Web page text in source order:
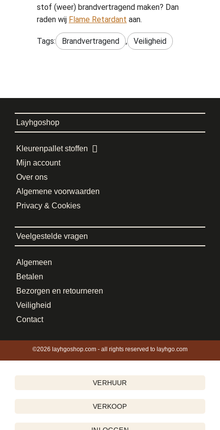
stof (weer) brandvertragend maken? Dan
raden wij Flame Retardant aan.
Tags: Brandvertragend , Veiligheid
Layhgoshop
Kleurenpallet stoffen
Mijn account
Over ons
Algemene voorwaarden
Privacy & Cookies
Veelgestelde vragen
Algemeen
Betalen
Bezorgen en retourneren
Veiligheid
Contact
©2026 layhgoshop.com - all rights reserved to layhgo.com
VERHUUR
VERKOOP